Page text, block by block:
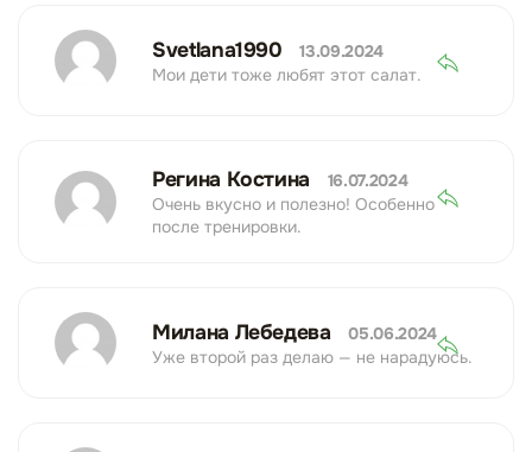
Svetlana1990
13.09.2024
Мои дети тоже любят этот салат.
Регина Костина
16.07.2024
Очень вкусно и полезно! Особенно
после тренировки.
Милана Лебедева
05.06.2024
Уже второй раз делаю — не нарадуюсь.